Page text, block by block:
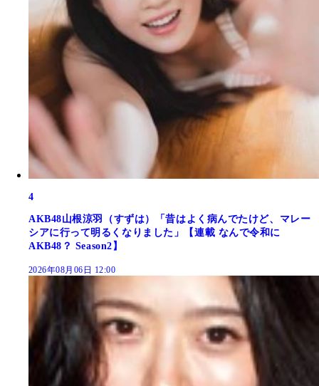
4
AKB48山根涼羽（すずは）「昔はよく病んでたけど、マレー
シアに行って明るくなりました」【連載 なんで令和に
AKB48？ Season2】
2026年08月06日 12:00